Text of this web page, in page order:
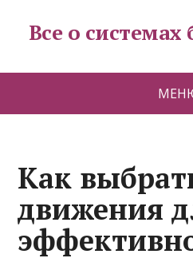
Все о системах
Как
движения